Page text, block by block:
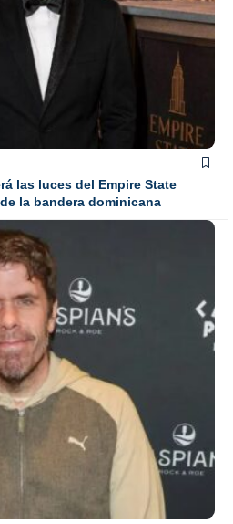
las luces del Empire State
la bandera dominicana